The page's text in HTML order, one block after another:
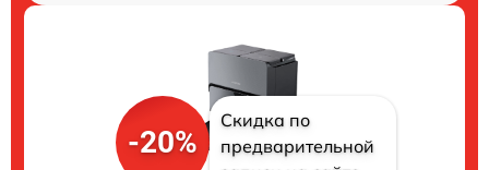
-20%
Скидка по
предварительной